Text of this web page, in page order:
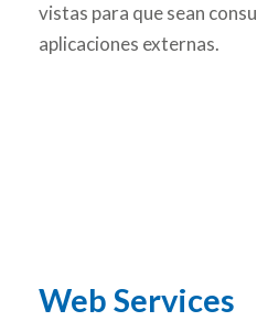
vistas para que sean
aplicaciones externas.
Web Services